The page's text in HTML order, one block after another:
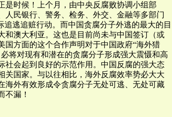
是时候！上个月，由中央反腐败协调小组部
人民银行、警务、检务、外交、金融等多部门
追逃追赃行动。而中国贪腐分子外逃的最大的目
和澳大利亚。这也是目前尚未与中国签订（或
国方面的这个合作声明对于中国政府“海外猎
将对现有和潜在的贪腐分子形成强大震慑和高
社会起到良好的示范作用。中国反腐的强大态
关国家。与以往相比，海外反腐效率势必大大
海外有效形成令贪腐分子无处可逃、无处可藏
不漏！